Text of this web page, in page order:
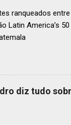
ranqueados
Latin America’s
nas posições
de toda a região.
mais amplo de
diz tudo